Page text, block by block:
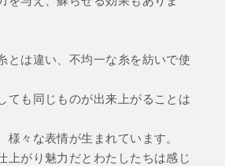
とは違い、不均一な糸を紡いで使
ても同じものが出来上がることは
様々な表情が生まれています。
上がり魅力だとわたしたちは感じ